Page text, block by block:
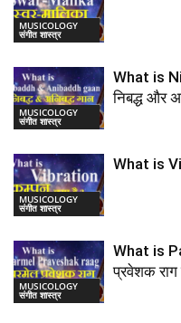
MUSICOLOGY
संगीत शास्त्र
MUSICOLOGY
संगीत शास्त्र
What is
निबद्ध और
MUSICOLOGY
संगीत शास्त्र
What is
MUSICOLOGY
संगीत शास्त्र
What is
प्रवेशक राग